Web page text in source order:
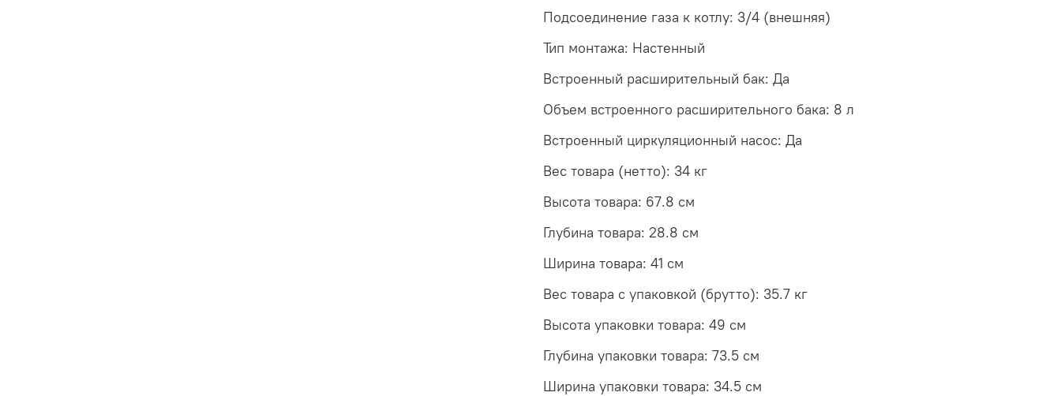
Подсоединение газа к котлу: 3/4 (внешняя)
Тип монтажа: Настенный
Встроенный расширительный бак: Да
Объем встроенного расширительного бака: 8 л
Встроенный циркуляционный насос: Да
Вес товара (нетто): 34 кг
Высота товара: 67.8 см
Глубина товара: 28.8 см
Ширина товара: 41 см
Вес товара с упаковкой (брутто): 35.7 кг
Высота упаковки товара: 49 см
Глубина упаковки товара: 73.5 см
Ширина упаковки товара: 34.5 см